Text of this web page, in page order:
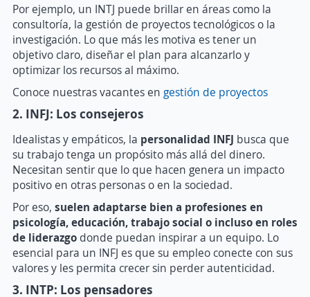
Por ejemplo, un INTJ puede brillar en áreas como la
consultoría, la gestión de proyectos tecnológicos o la
investigación. Lo que más les motiva es tener un
objetivo claro, diseñar el plan para alcanzarlo y
optimizar los recursos al máximo.
Conoce nuestras vacantes en gestión de proyectos
2. INFJ: Los consejeros
Idealistas y empáticos, la personalidad INFJ busca que
su trabajo tenga un propósito más allá del dinero.
Necesitan sentir que lo que hacen genera un impacto
positivo en otras personas o en la sociedad.
Por eso, suelen adaptarse bien a profesiones en
psicología, educación, trabajo social o incluso en roles
de liderazgo donde puedan inspirar a un equipo. Lo
esencial para un INFJ es que su empleo conecte con sus
valores y les permita crecer sin perder autenticidad.
3. INTP: Los pensadores